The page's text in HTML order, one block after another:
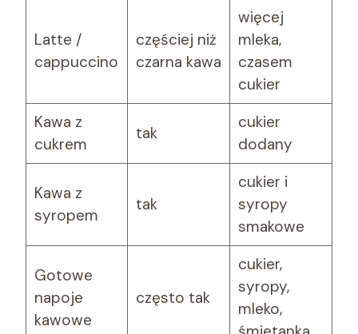
Latte /
cappuccino
częściej niż
czarna kawa
więcej
mleka,
czasem
cukier
Kawa z
cukrem
tak
cukier
dodany
Kawa z
syropem
tak
cukier i
syropy
smakowe
Gotowe
napoje
kawowe
często tak
cukier,
syropy,
mleko,